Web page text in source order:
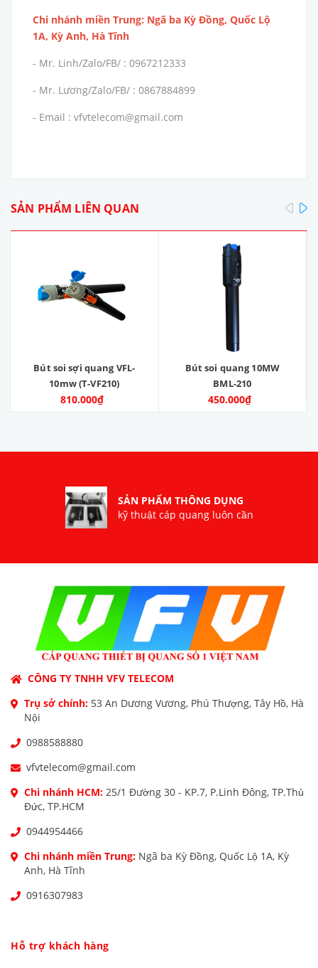
Chi nhánh miền Trung: Ngã ba Kỳ Đồng, Quốc Lộ
1A, Kỳ Anh, Hà Tĩnh
- Mr. Linh/Zalo/FB/ : 0967212333
- Mr. Lương/Zalo/FB/ : 0867884899
- Email : vfvtelecom@gmail.com
SẢN PHẨM LIÊN QUAN
Bút soi sợi quang VFL-
10mw (T-VF210)
810.000₫
Bút soi quang 10MW
BML-210
450.000₫
SẢN PHẨM THÔNG DỤNG
kỹ thuật cáp quang luôn cần
CÔNG TY TNHH VFV TELECOM
Trụ sở chính: 53 An Dương Vương, Phú Thượng, Tây Hồ, Hà
Nội
0988588880
vfvtelecom@gmail.com
Chi nhánh HCM: 25/1 Đường 30 - KP.7, P.Linh Đông, TP.Thủ
Đức, TP.HCM
0944954466
Chi nhánh miền Trung: Ngã ba Kỳ Đồng, Quốc Lộ 1A, Kỳ
Anh, Hà Tĩnh
0916307983
Hỗ trợ khách hàng